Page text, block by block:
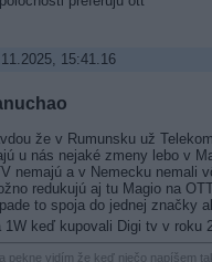
15:41.16
že v Rumunsku už
u nás nejaké zmeny lebo v
nemajú a v Nemecku nemali
redukujú aj tu Magio na
to spoja do jednej značky
1W keď kupovali Digi tv v roku
pekne vidím že keď niečo napíšem